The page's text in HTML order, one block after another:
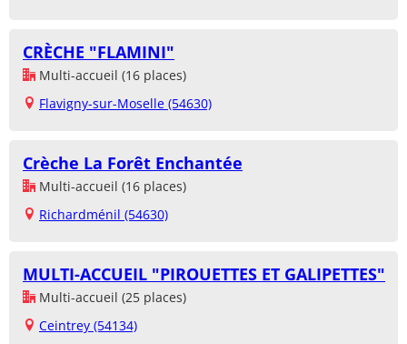
CRÈCHE "FLAMINI"
Multi-accueil (16 places)
Flavigny-sur-Moselle (54630)
Crèche La Forêt Enchantée
Multi-accueil (16 places)
Richardménil (54630)
MULTI-ACCUEIL "PIROUETTES ET GALIPETTES"
Multi-accueil (25 places)
Ceintrey (54134)